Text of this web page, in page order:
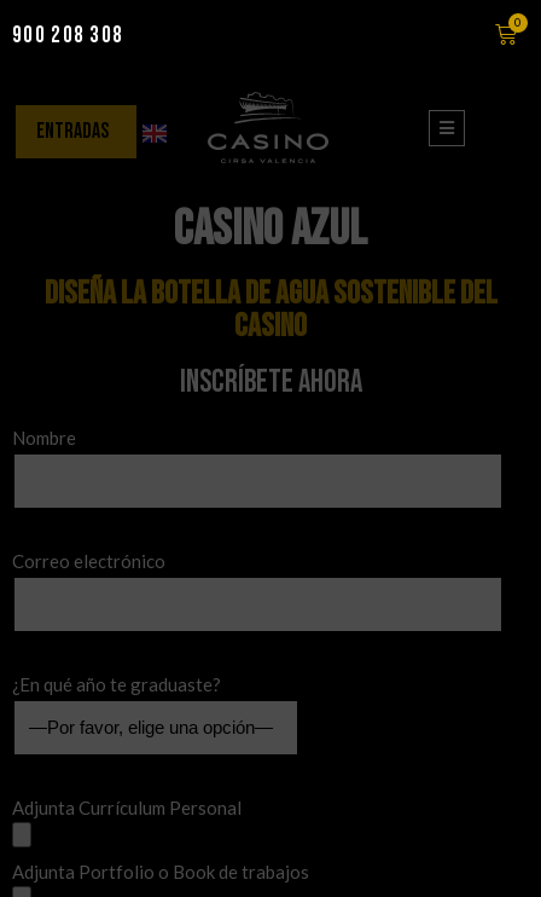
contenido
900 208 308 0
entradas
Casino Azul
DISEÑA LA BOTELLA DE AGUA SOSTENIBLE del
casino
Inscríbete ahora
Nombre
Correo electrónico
¿En qué año te graduaste?
Adjunta Currículum Personal
Adjunta Portfolio o Book de trabajos